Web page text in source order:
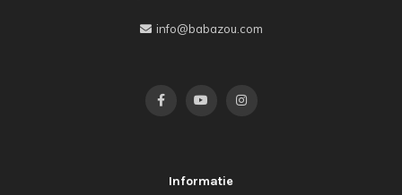
info@babazou.com
Informatie